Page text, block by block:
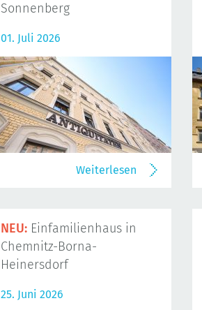
Sonnenberg
01. Juli 2026
Weiterlesen
NEU: Einfamilienhaus in
Chemnitz-Borna-
Heinersdorf
25. Juni 2026